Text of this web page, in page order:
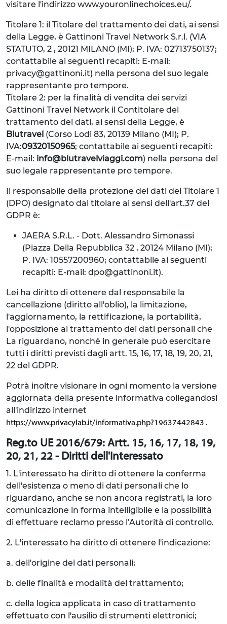
visitare l'indirizzo www.youronlinechoices.eu/.
Titolare 1: il Titolare del trattamento dei dati, ai sensi
della Legge, è Gattinoni Travel Network S.r.l. (VIA
STATUTO, 2 , 20121 MILANO (MI); P. IVA: 02713750137;
contattabile ai seguenti recapiti: E-mail:
privacy@gattinoni.it) nella persona del suo legale
rappresentante pro tempore.
Titolare 2: per la finalità di vendita dei servizi
Gattinoni Travel Network il Contitolare del
trattamento dei dati, ai sensi della Legge, è
Blutravel (Corso Lodi 83, 20139 Milano (MI); P.
IVA:09320150965; contattabile ai seguenti recapiti:
E-mail: info@blutravelviaggi.com) nella persona del
suo legale rappresentante pro tempore.
Il responsabile della protezione dei dati del Titolare 1
(DPO) designato dal titolare ai sensi dell'art.37 del
GDPR è:
JAERA S.R.L. - Dott. Alessandro Simonassi
(Piazza Della Repubblica 32 , 20124 Milano (MI);
P. IVA: 10557200960; contattabile ai seguenti
recapiti: E-mail: dpo@gattinoni.it).
Lei ha diritto di ottenere dal responsabile la
cancellazione (diritto all'oblio), la limitazione,
l'aggiornamento, la rettificazione, la portabilità,
l'opposizione al trattamento dei dati personali che
La riguardano, nonché in generale può esercitare
tutti i diritti previsti dagli artt. 15, 16, 17, 18, 19, 20, 21,
22 del GDPR.
Potrà inoltre visionare in ogni momento la versione
aggiornata della presente informativa collegandosi
all'indirizzo internet
https://www.privacylab.it/informativa.php?19637442843 .
Reg.to UE 2016/679: Artt. 15, 16, 17, 18, 19,
20, 21, 22 - Diritti dell'Interessato
1. L'interessato ha diritto di ottenere la conferma
dell'esistenza o meno di dati personali che lo
riguardano, anche se non ancora registrati, la loro
comunicazione in forma intelligibile e la possibilità
di effettuare reclamo presso l’Autorità di controllo.
2. L'interessato ha diritto di ottenere l'indicazione:
a. dell'origine dei dati personali;
b. delle finalità e modalità del trattamento;
c. della logica applicata in caso di trattamento
effettuato con l'ausilio di strumenti elettronici;